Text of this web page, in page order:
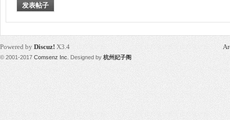
网,
发表帖子
Powered by Discuz! X3.4
© 2001-2017 Comsenz Inc. Designed by 杭州妃子阁